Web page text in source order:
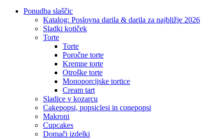
Close
Ponudba slaščic
Katalog: Poslovna darila & darila za najbližje 2026
Sladki kotiček
Torte
Torte
Poročne torte
Kremne torte
Otroške torte
Monoporcijske tortice
Cream tart
Sladice v kozarcu
Cakepopsi, popsiclesi in conepopsi
Makroni
Cupcakes
Domači izdelki